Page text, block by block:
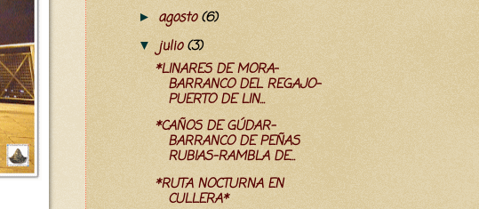
► agosto(6)
▼ julio(3)
*LINARES DE MORA-
BARRANCO DEL REGAJO-
PUERTO DE LIN...
*CAÑOS DE GÚDAR-
BARRANCO DE PEÑAS
RUBIAS-RAMBLA DE...
*RUTA NOCTURNA EN
CULLERA*